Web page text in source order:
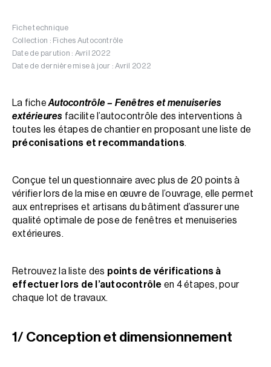
Fiche technique
Collection : Fiches Autocontrôle
Date de parution : Avril 2022
Date de dernière mise à jour : Avril 2022
La ficheAutocontrôle – Fenêtres et menuiseries
extérieures facilite l’autocontrôle des interventions à
toutes les étapes de chantier en proposant une liste de
préconisations et recommandations.
Conçue tel un questionnaire avec plus de 20 points à
vérifier lors de la mise en œuvre de l’ouvrage, elle permet
aux entreprises et artisans du bâtiment d’assurer une
qualité optimale de pose de fenêtres et menuiseries
extérieures.
Retrouvez la liste des points de vérifications à
effectuer lors de l’autocontrôle en 4 étapes, pour
chaque lot de travaux.
1/ Conception et dimensionnement